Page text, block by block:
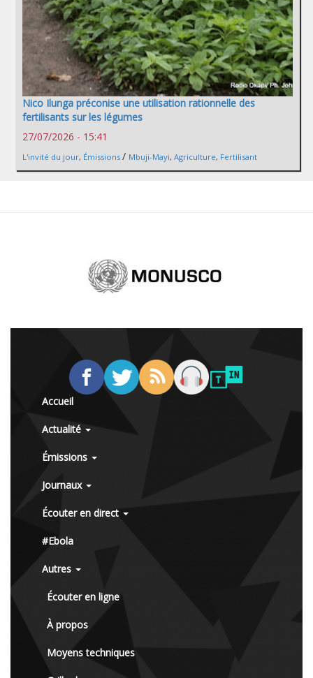
Nico Ilunga préconise une utilisation rationnelle des
fertilisants sur les légumes
27/07/2026 - 15:41
L'invité du jour, Émissions / Mbuji-Mayi, Agriculture, Fertilisant
Accueil
Actualité
Émissions
Journaux
Écouter en direct
#Ebola
Autres
Écouter en ligne
À propos
Moyens techniques